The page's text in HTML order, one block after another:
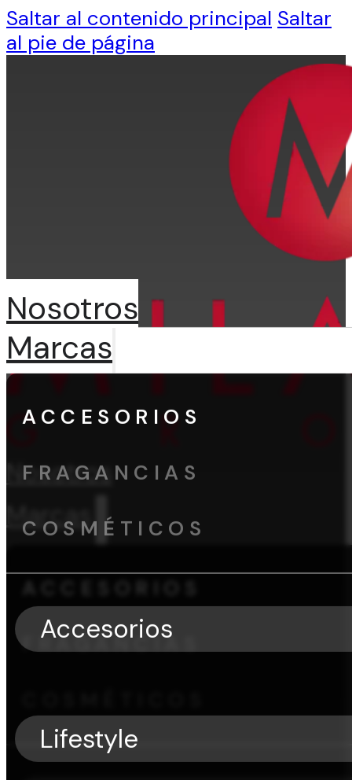
Saltar al contenido principal Saltar
al pie de página
Nosotros
Marcas
ACCESORIOS
FRAGANCIAS
Nosotros
Marcas
ACCESORIOS
FRAGANCIAS
COSMÉTICOS
Accesorios
Lifestyle